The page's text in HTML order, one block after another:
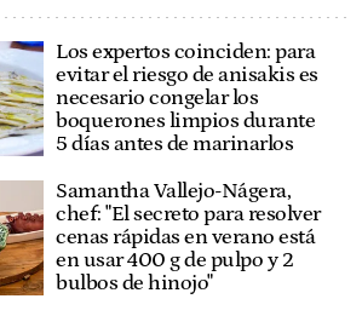
Los expertos coinciden: para
evitar el riesgo de anisakis es
necesario congelar los
boquerones limpios durante
5 días antes de marinarlos
Samantha Vallejo-Nágera,
chef: "El secreto para resolver
cenas rápidas en verano está
en usar 400 g de pulpo y 2
bulbos de hinojo"